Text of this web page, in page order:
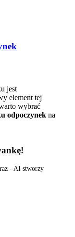
jest
element tej
wybrać
odpoczynek na
- AI stworzy